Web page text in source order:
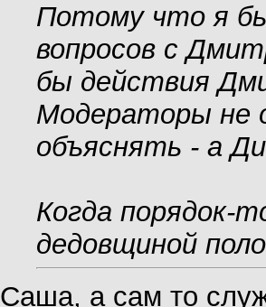
Потому что я
вопросов с
бы действия
Модераторы не
объяснять - а
Когда порядок-
дедовщиной
Саша, а сам то